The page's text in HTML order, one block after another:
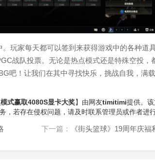
玩家每天都可以签到来获得游戏中的各种道
战队投票。无论是热点模式还是特殊空投，
吧！让我们在其中寻找快乐，挑战自我，满载
式赢取4080S显卡大奖】由网友timitimi提供。该
，若存在侵权问题，请及时联系管理员或作者进行
下一篇： 《街头篮球》19周年庆福利第